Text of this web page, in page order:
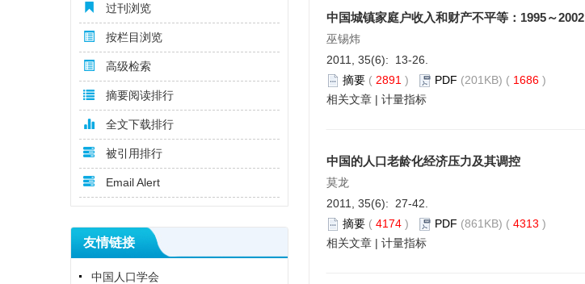
过刊浏览
按栏目浏览
高级检索
摘要阅读排行
全文下载排行
被引用排行
Email Alert
友情链接
中国人口学会
中国城镇家庭户收入和财产不平等：1995～2002
巫锡炜
2011, 35(6): 13-26.
摘要 ( 2891 ) PDF (201KB) ( 1686 )
相关文章 | 计量指标
中国的人口老龄化经济压力及其调控
莫龙
2011, 35(6): 27-42.
摘要 ( 4174 ) PDF (861KB) ( 4313 )
相关文章 | 计量指标